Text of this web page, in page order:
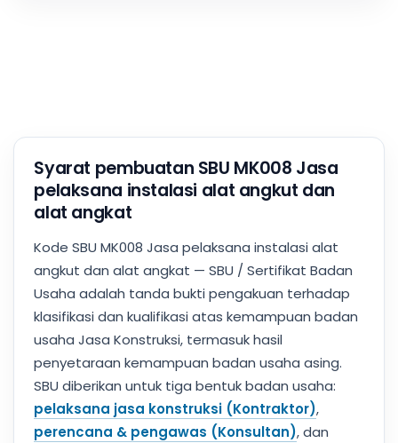
Syarat pembuatan SBU MK008 Jasa
pelaksana instalasi alat angkut dan
alat angkat
Kode SBU MK008 Jasa pelaksana instalasi alat
angkut dan alat angkat — SBU / Sertifikat Badan
Usaha adalah tanda bukti pengakuan terhadap
klasifikasi dan kualifikasi atas kemampuan badan
usaha Jasa Konstruksi, termasuk hasil
penyetaraan kemampuan badan usaha asing.
SBU diberikan untuk tiga bentuk badan usaha:
pelaksana jasa konstruksi (Kontraktor),
perencana & pengawas (Konsultan), dan